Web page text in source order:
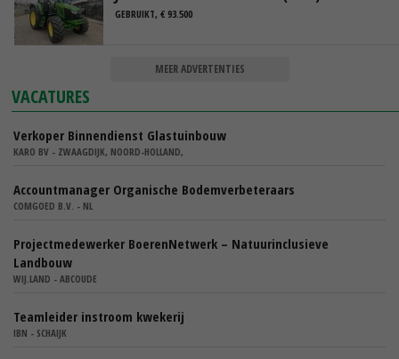
GEBRUIKT, € 93.500
MEER ADVERTENTIES
VACATURES
Verkoper Binnendienst Glastuinbouw
KARO BV - ZWAAGDIJK, NOORD-HOLLAND,
Accountmanager Organische Bodemverbeteraars
COMGOED B.V. - NL
Projectmedewerker BoerenNetwerk – Natuurinclusieve
Landbouw
WIJ.LAND - ABCOUDE
Teamleider instroom kwekerij
IBN - SCHAIJK